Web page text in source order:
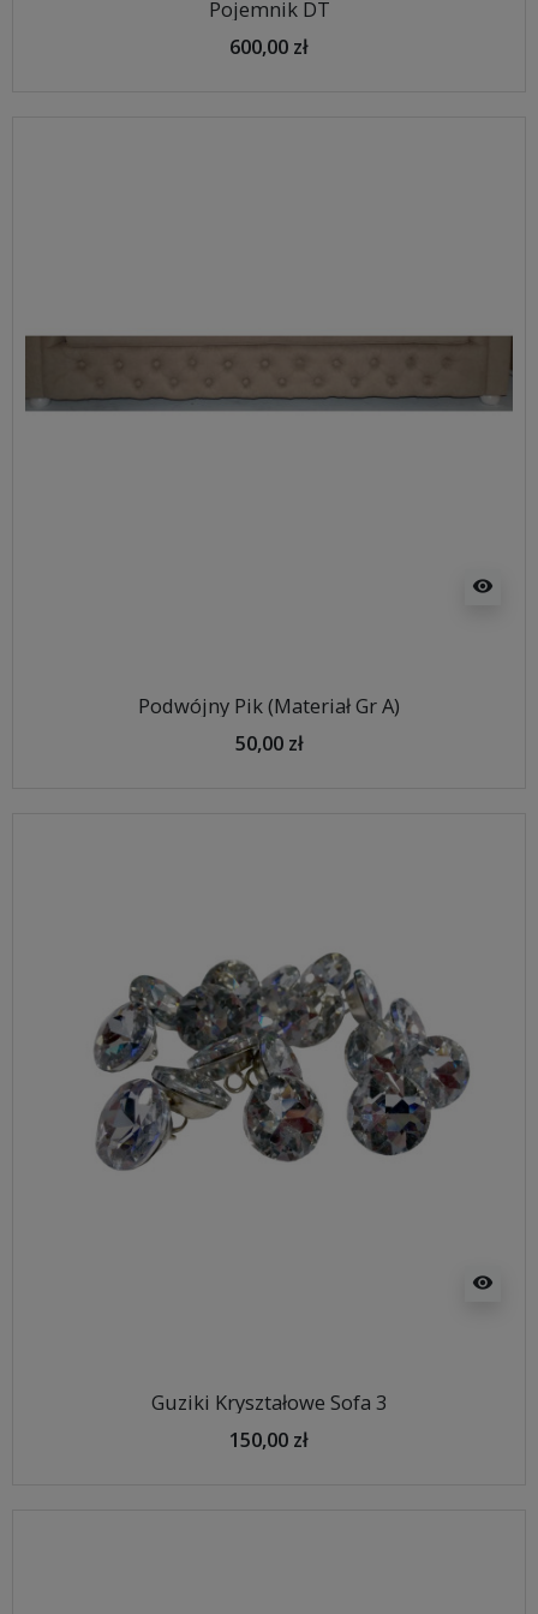
Pojemnik DT
600,00 zł
visibility
Podwójny Pik (Materiał Gr A)
50,00 zł
visibility
Guziki Kryształowe Sofa 3
150,00 zł